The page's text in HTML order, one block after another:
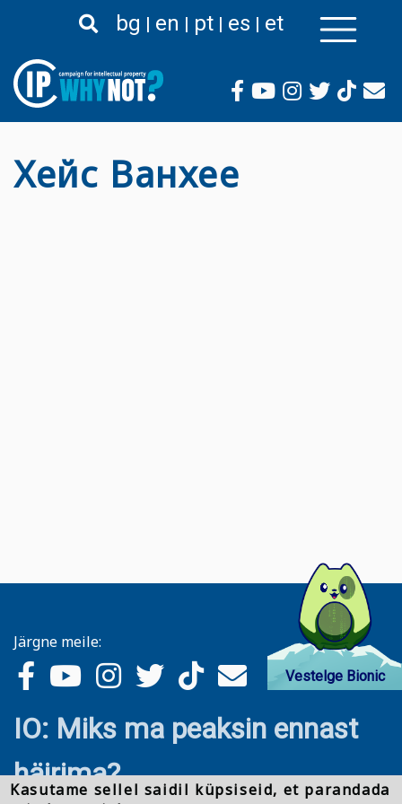
edasi
juurde
bg en pt es et
Хейс Ванхее
Vestelge Bionic
Järgne meile:
IO: Miks ma peaksin ennast
häirima?
Kasutame sellel saidil küpsiseid, et parandada